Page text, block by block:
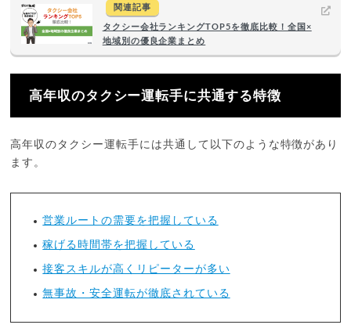
関連記事
タクシー会社ランキングTOP5を徹底比較！全国×
地域別の優良企業まとめ
高年収のタクシー運転手に共通する特徴
高年収のタクシー運転手には共通して以下のような特徴があり
ます。
営業ルートの需要を把握している
稼げる時間帯を把握している
接客スキルが高くリピーターが多い
無事故・安全運転が徹底されている